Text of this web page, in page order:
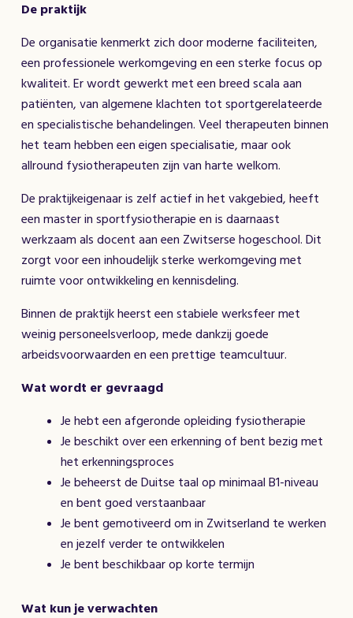
De praktijk
De organisatie kenmerkt zich door moderne faciliteiten,
een professionele werkomgeving en een sterke focus op
kwaliteit. Er wordt gewerkt met een breed scala aan
patiënten, van algemene klachten tot sportgerelateerde
en specialistische behandelingen. Veel therapeuten binnen
het team hebben een eigen specialisatie, maar ook
allround fysiotherapeuten zijn van harte welkom.
De praktijkeigenaar is zelf actief in het vakgebied, heeft
een master in sportfysiotherapie en is daarnaast
werkzaam als docent aan een Zwitserse hogeschool. Dit
zorgt voor een inhoudelijk sterke werkomgeving met
ruimte voor ontwikkeling en kennisdeling.
Binnen de praktijk heerst een stabiele werksfeer met
weinig personeelsverloop, mede dankzij goede
arbeidsvoorwaarden en een prettige teamcultuur.
Wat wordt er gevraagd
Je hebt een afgeronde opleiding fysiotherapie
Je beschikt over een erkenning of bent bezig met
het erkenningsproces
Je beheerst de Duitse taal op minimaal B1-niveau
en bent goed verstaanbaar
Je bent gemotiveerd om in Zwitserland te werken
en jezelf verder te ontwikkelen
Je bent beschikbaar op korte termijn
Wat kun je verwachten